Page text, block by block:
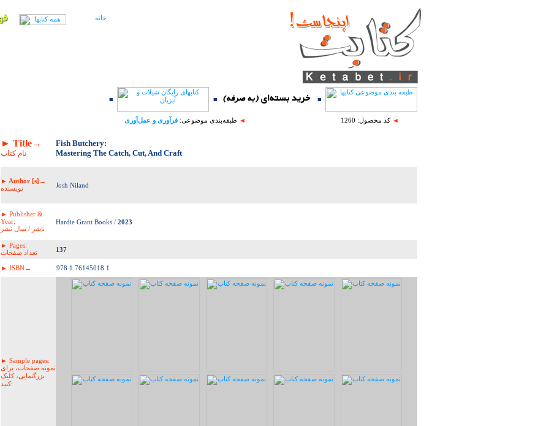
■ ■ ■
◄ طبقه‌بندی موضوعی: فرآوری و عمل‌آوری ◄ کد محصول: 1260
► Title→
نام کتاب
Fish Butchery:
Mastering The Catch, Cut, And Craft
► Author [s]→
نویسنده
Josh Niland
► Publisher &
Year:
ناشر / سال نشر
Hardie Grant Books / 2023
► Pages:
تعداد صفحات
137
► ISBN→ 978 1 76145018 1
► Sample pages:
نمونه صفحات، برای
بزرگنمایی، کلیک
کنید: